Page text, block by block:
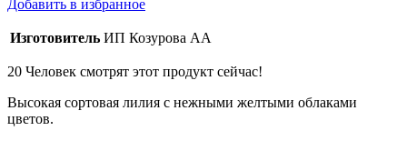
Добавить в избранное
Изготовитель ИП Козурова АА
20 Человек смотрят этот продукт сейчас!
Высокая сортовая лилия с нежными желтыми облаками
цветов.